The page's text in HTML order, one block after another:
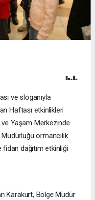
ve sloganıyla
Haftası etkinlikleri
ve Yaşam Merkezinde
ormancılık
dağıtım etkinliği
Karakurt, Bölge Müdür